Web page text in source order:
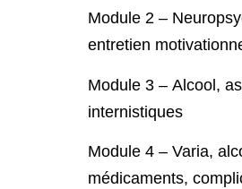
Module 2 –
entretien
Module 3 –Alcool,
internistiques
Module 4 –Varia,
médicaments,